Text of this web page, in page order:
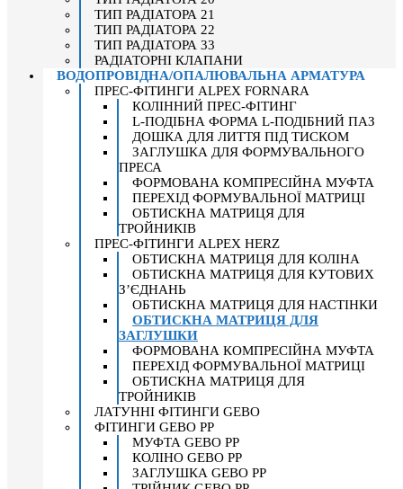
ТИП РАДІАТОРА 21
ТИП РАДІАТОРА 22
ТИП РАДІАТОРА 33
РАДІАТОРНІ КЛАПАНИ
ВОДОПРОВІДНА/ОПАЛЮВАЛЬНА АРМАТУРА
ПРЕС-ФІТИНГИ ALPEX FORNARA
КОЛІННИЙ ПРЕС-ФІТИНГ
L-ПОДІБНА ФОРМА L-ПОДІБНИЙ ПАЗ
ДОШКА ДЛЯ ЛИТТЯ ПІД ТИСКОМ
ЗАГЛУШКА ДЛЯ ФОРМУВАЛЬНОГО
ПРЕСА
ФОРМОВАНА КОМПРЕСІЙНА МУФТА
ПЕРЕХІД ФОРМУВАЛЬНОЇ МАТРИЦІ
ОБТИСКНА МАТРИЦЯ ДЛЯ
ТРОЙНИКІВ
ПРЕС-ФІТИНГИ ALPEX HERZ
ОБТИСКНА МАТРИЦЯ ДЛЯ КОЛІНА
ОБТИСКНА МАТРИЦЯ ДЛЯ КУТОВИХ
З’ЄДНАНЬ
ОБТИСКНА МАТРИЦЯ ДЛЯ НАСТІНКИ
ОБТИСКНА МАТРИЦЯ ДЛЯ
ЗАГЛУШКИ
ФОРМОВАНА КОМПРЕСІЙНА МУФТА
ПЕРЕХІД ФОРМУВАЛЬНОЇ МАТРИЦІ
ОБТИСКНА МАТРИЦЯ ДЛЯ
ТРОЙНИКІВ
ЛАТУННІ ФІТИНГИ GEBO
ФІТИНГИ GEBO PP
МУФТА GEBO PP
КОЛІНО GEBO PP
ЗАГЛУШКА GEBO PP